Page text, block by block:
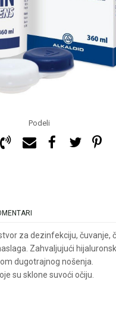
Podeli
zа dezinfekciju, čuvаnje,
Zahvaljujući
dugotrajnog nošenja.
su sklone suvoći očiju.